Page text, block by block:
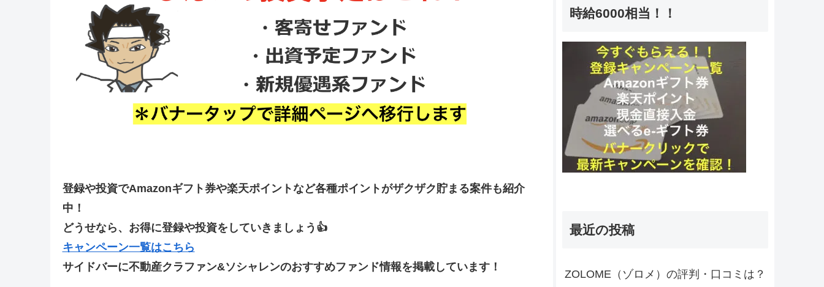
登録や投資でAmazonギフト券や楽天ポイントなど各種ポイントがザクザク貯まる案件も紹介
中！
どうせなら、お得に登録や投資をしていきましょう👍
キャンペーン一覧はこちら
サイドバーに不動産クラファン&ソシャレンのおすすめファンド情報を掲載しています！
時給6000相当！！
最近の投稿
ZOLOME（ゾロメ）の評判・口コミは？